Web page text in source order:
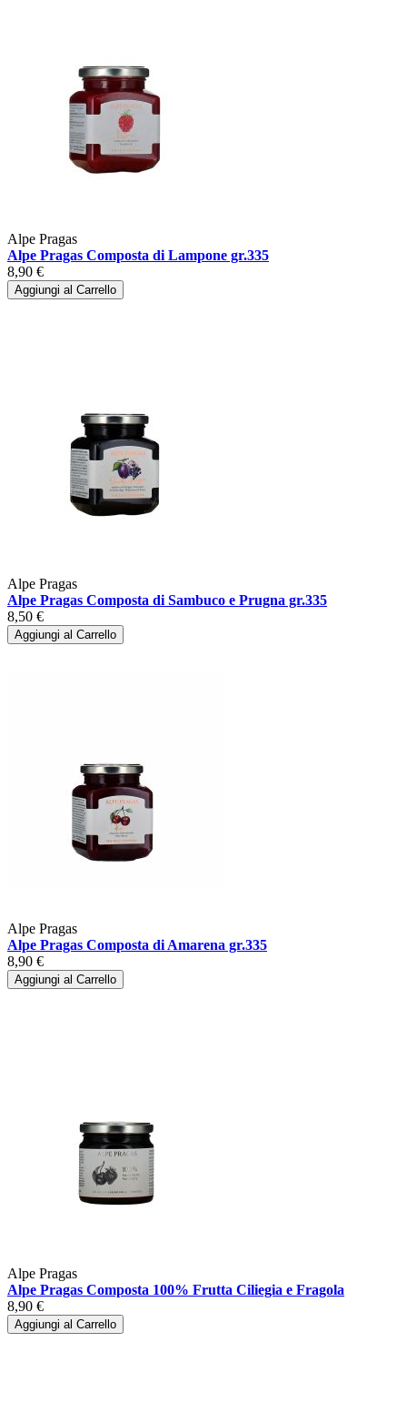
Alpe Pragas
Alpe Pragas Composta di Lampone gr.335
8,90 €
Aggiungi al Carrello
Alpe Pragas
Alpe Pragas Composta di Sambuco e Prugna gr.335
8,50 €
Aggiungi al Carrello
Alpe Pragas
Alpe Pragas Composta di Amarena gr.335
8,90 €
Aggiungi al Carrello
Alpe Pragas
Alpe Pragas Composta 100% Frutta Ciliegia e Fragola
8,90 €
Aggiungi al Carrello